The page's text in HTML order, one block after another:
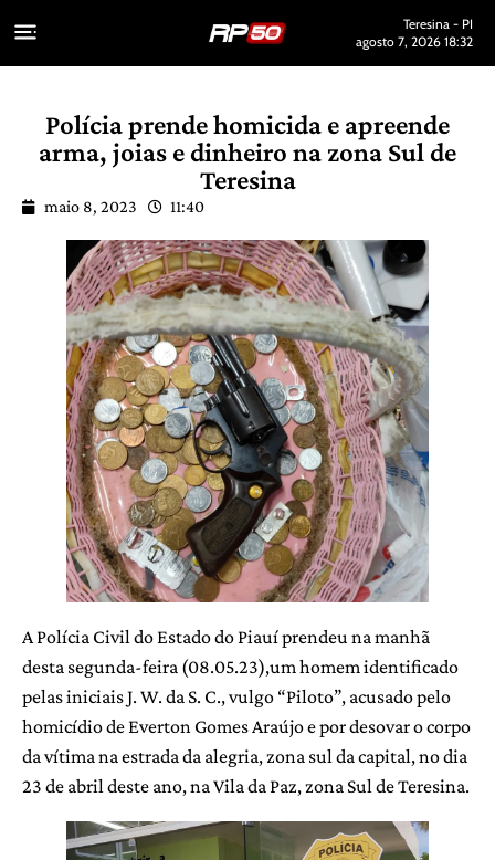
Teresina - PI
agosto 7, 2026 18:32
Polícia prende homicida e apreende
arma, joias e dinheiro na zona Sul de
Teresina
maio 8, 2023 11:40
A Polícia Civil do Estado do Piauí prendeu na manhã
desta segunda-feira (08.05.23),um homem identificado
pelas iniciais J. W. da S. C., vulgo “Piloto”, acusado pelo
homicídio de Everton Gomes Araújo e por desovar o corpo
da vítima na estrada da alegria, zona sul da capital, no dia
23 de abril deste ano, na Vila da Paz, zona Sul de Teresina.